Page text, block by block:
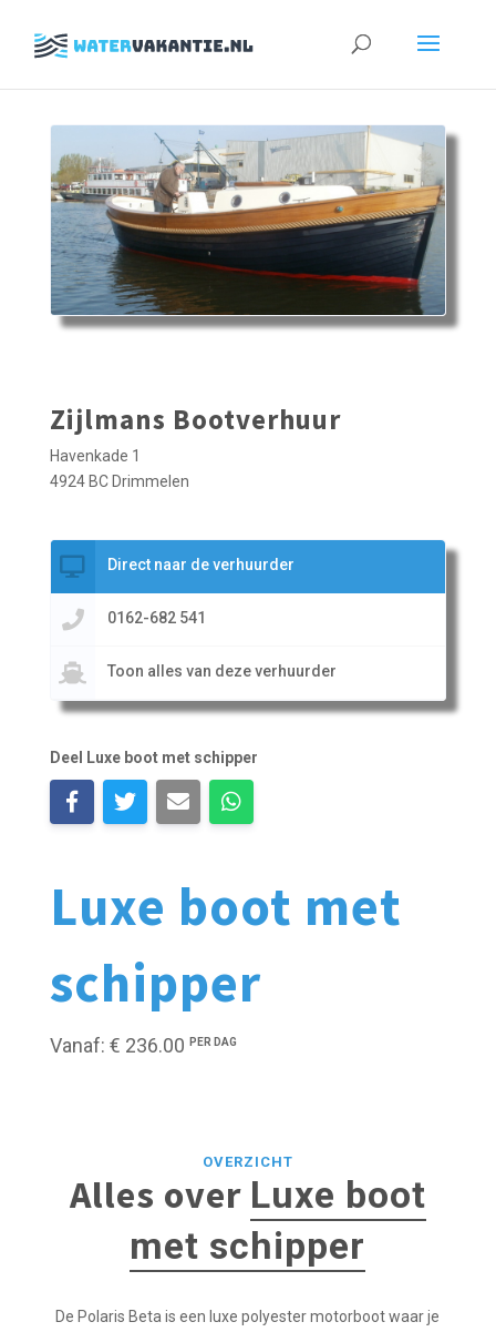
Zoeken
Luxe boot met
schipper
Vanaf: € 236.00 PER DAG
Zijlmans Bootverhuur
Havenkade 1
4924 BC Drimmelen
Direct naar de verhuurder
0162-682 541
Toon alles van deze verhuurder
Deel Luxe boot met schipper
OVERZICHT
Alles over Luxe boot
met schipper
De Polaris Beta is een luxe polyester motorboot waar je